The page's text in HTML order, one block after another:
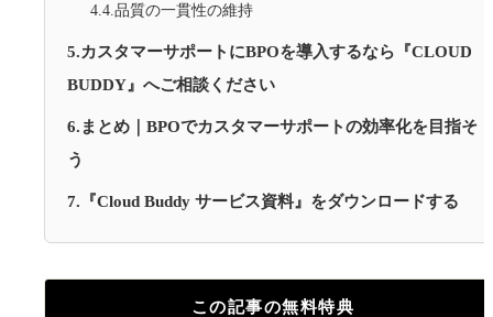
4.4.品質の一貫性の維持
5.カスタマーサポートにBPOを導入するなら『CLOUD
BUDDY』へご相談ください
6.まとめ｜BPOでカスタマーサポートの効率化を目指そ
う
7.『Cloud Buddy サービス資料』をダウンロードする
この記事の無料特典